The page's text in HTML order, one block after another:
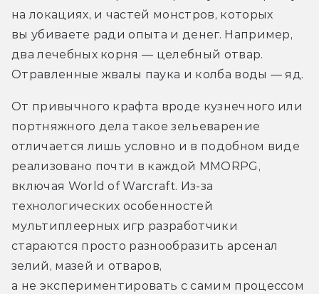
на локациях, и частей монстров, которых
вы убиваете ради опыта и денег. Например,
два лечебных корня — целебный отвар.
Отравленные жвалы паука и колба воды — яд.
От привычного крафта вроде кузнечного или
портняжного дела такое зельеварение
отличается лишь условно и в подобном виде
реализовано почти в каждой MMORPG,
включая World of Warcraft. Из-за
технологических особенностей
мультиплеерных игр разработчики
стараются просто разнообразить арсенал
зелий, мазей и отваров,
а не экспериментировать с самим процессом